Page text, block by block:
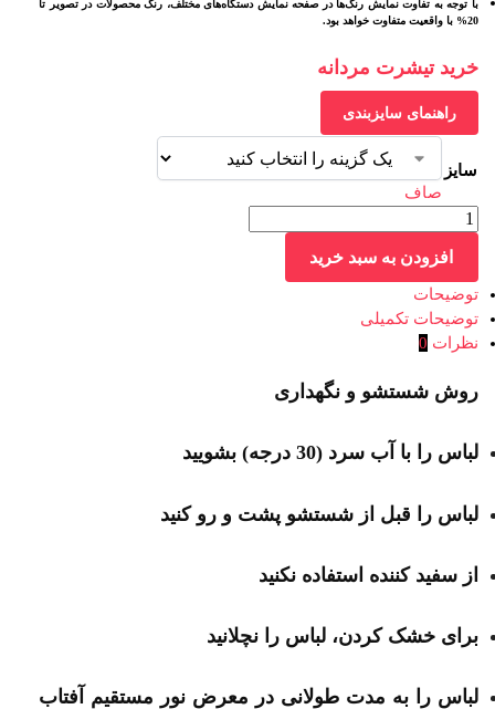
با توجه به تفاوت نمایش رنگ‌ها در صفحه نمایش دستگاه‌های مختلف، رنگ محصولات در تصویر تا
20% با واقعیت متفاوت خواهد بود.
خرید تیشرت مردانه
راهنمای سایزبندی
سایز
صاف
افزودن به سبد خرید
توضیحات
توضیحات تکمیلی
نظرات 0
روش شستشو و نگهداری
لباس را با آب سرد (30 درجه) بشویید
لباس را قبل از شستشو پشت و رو کنید
از سفید کننده استفاده نکنید
برای خشک کردن، لباس را نچلانید
لباس را به مدت طولانی در معرض نور مستقیم آفتاب